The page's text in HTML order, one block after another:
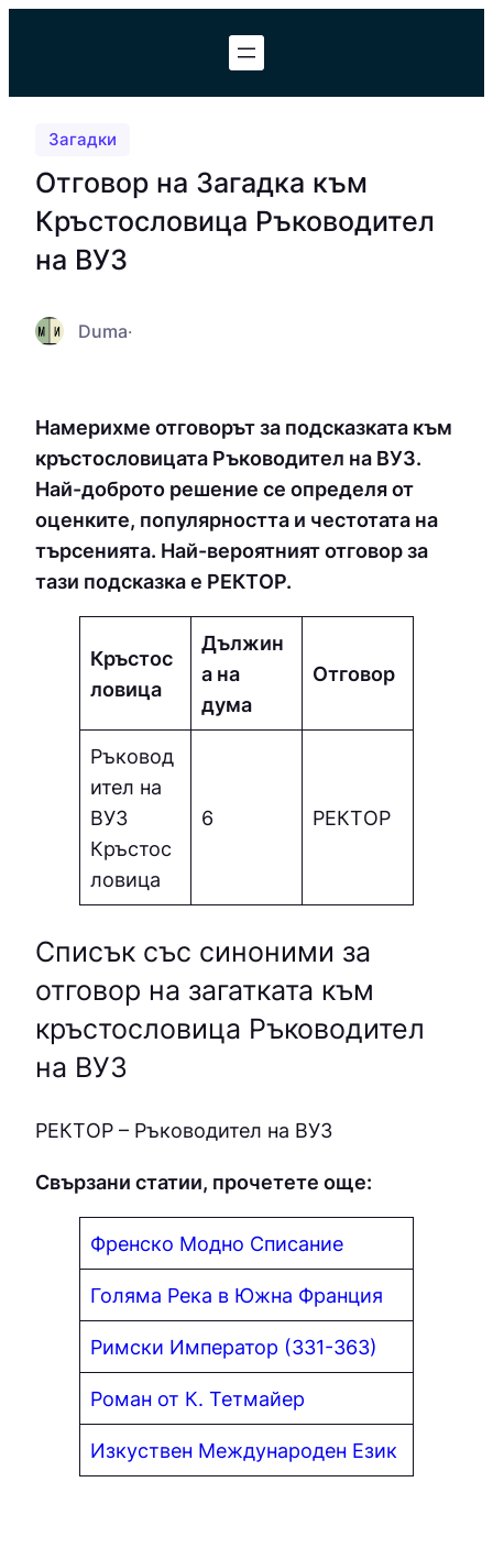
Загадки
Отговор на Загадка към
Кръстословица Ръководител
на ВУЗ
Duma·
Намерихме отговорът за подсказката към
кръстословицата Ръководител на ВУЗ.
Най-доброто решение се определя от
оценките, популярността и честотата на
търсенията. Най-вероятният отговор за
тази подсказка е PEКТOP.
Кръстос
ловица
Дължин
а на
дума
Отговор
Ръковод
ител на
ВУЗ
Кръстос
ловица
6 PEКТOP
Списък със синоними за
отговор на загатката към
кръстословица Ръководител
на ВУЗ
PEКТOP – Ръководител на ВУЗ
Свързани статии, прочетете още:
Френско Модно Списание
Голяма Река в Южна Франция
Римски Император (331-363)
Роман от К. Тетмайер
Изкуствен Международен Език